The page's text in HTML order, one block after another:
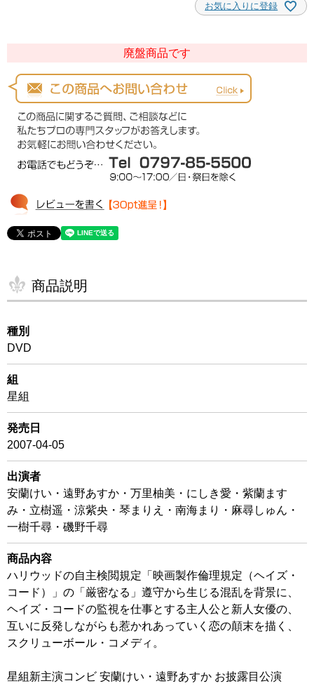
お気に入りに登録
廃盤商品です
商品説明
種別
DVD
組
星組
発売日
2007-04-05
出演者
安蘭けい・遠野あすか・万里柚美・にしき愛・紫蘭ます
み・立樹遥・涼紫央・琴まりえ・南海まり・麻尋しゅん・
一樹千尋・磯野千尋
商品内容
ハリウッドの自主検閲規定「映画製作倫理規定（ヘイズ・
コード）」の「厳密なる」遵守から生じる混乱を背景に、
ヘイズ・コードの監視を仕事とする主人公と新人女優の、
互いに反発しながらも惹かれあっていく恋の顛末を描く、
スクリューボール・コメディ。
星組新主演コンビ 安蘭けい・遠野あすか お披露目公演